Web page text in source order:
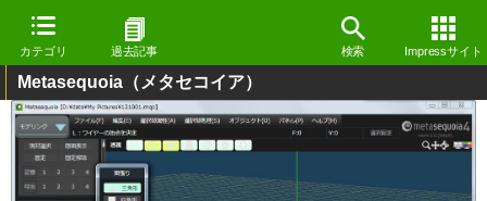
カテゴリ 過去記事 検索 Impressサイト
Metasequoia（メタセコイア）